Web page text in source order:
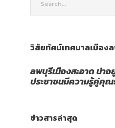
วิสัยทัศน์เทศบาลเมือง
ลพบุรีเมืองสะอาดน่าอ
ประชาชนมีความรู้คู่คุณ
ข่าวสารล่าสุด